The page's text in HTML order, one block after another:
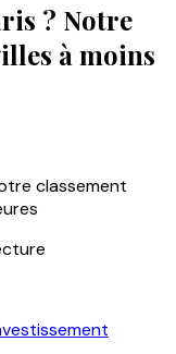
? Notre
à moins
classement